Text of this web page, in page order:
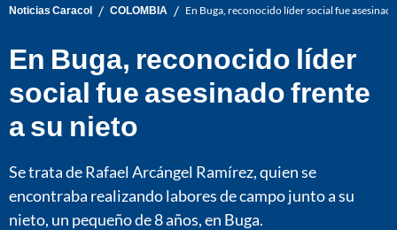
Noticias Caracol / COLOMBIA / En Buga, reconocido líder social fue
En Buga, reconocido líder
social fue asesinado frente
a su nieto
Se trata de Rafael Arcángel Ramírez, quien se
encontraba realizando labores de campo junto a su
nieto, un pequeño de 8 años, en Buga.